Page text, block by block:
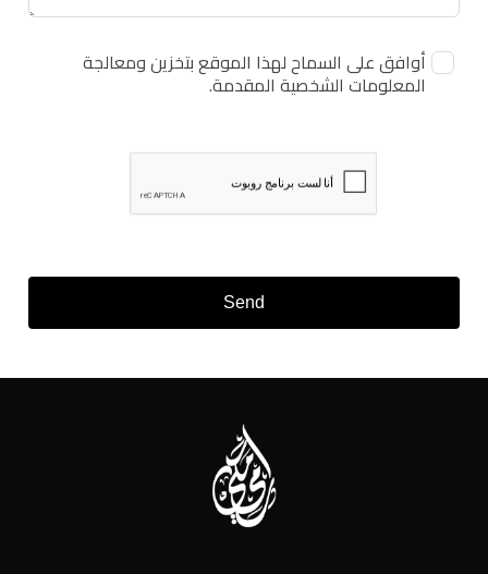
أوافق على السماح لهذا الموقع بتخزين ومعالجة
المعلومات الشخصية المقدمة.
Send